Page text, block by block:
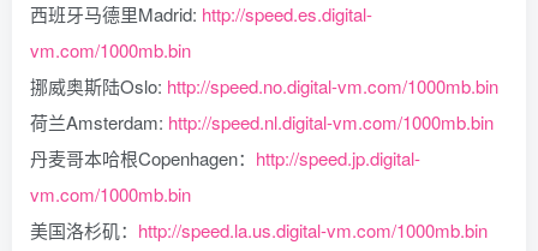
西班牙马德里Madrid: http://speed.es.digital-
vm.com/1000mb.bin
挪威奥斯陆Oslo: http://speed.no.digital-vm.com/1000mb.bin
荷兰Amsterdam: http://speed.nl.digital-vm.com/1000mb.bin
丹麦哥本哈根Copenhagen： http://speed.jp.digital-
vm.com/1000mb.bin
美国洛杉矶： http://speed.la.us.digital-vm.com/1000mb.bin